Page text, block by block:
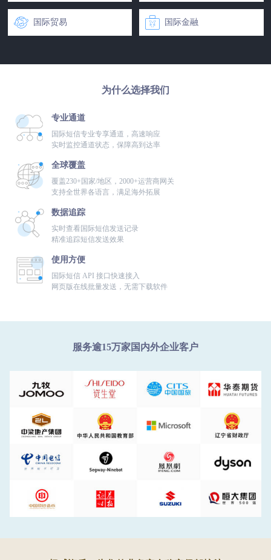
 国际贸易  国际金融
为什么选择我们
专业通道
国际短信专业专享通道，高速响应
实时监控通道状态，保障高到达率
全球覆盖
覆盖230+国家/地区，2000+运营商网关
支持全世界各语言，满足海外拓展
数据追踪
实时查看国际短信发送记录
精准追踪短信发送效果
使用方便
国际短信 API 接口快速接入
网页版在线批量发送，无需下载软件
服务逾15万家国内外企业客户